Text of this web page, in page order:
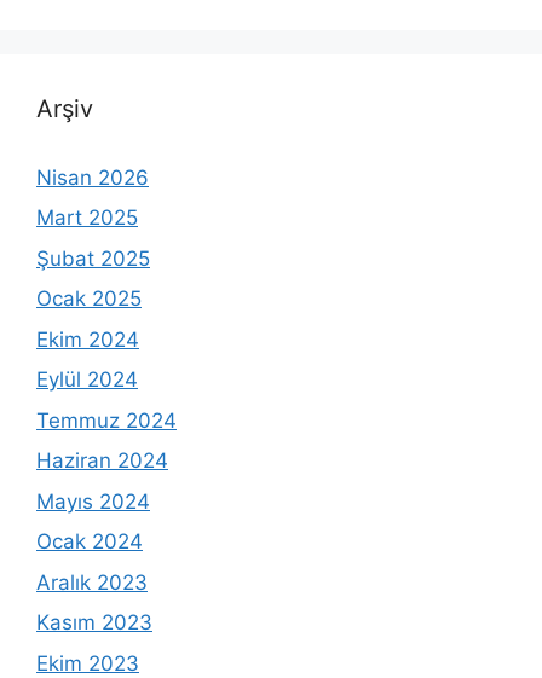
Arşiv
Nisan 2026
Mart 2025
Şubat 2025
Ocak 2025
Ekim 2024
Eylül 2024
Temmuz 2024
Haziran 2024
Mayıs 2024
Ocak 2024
Aralık 2023
Kasım 2023
Ekim 2023